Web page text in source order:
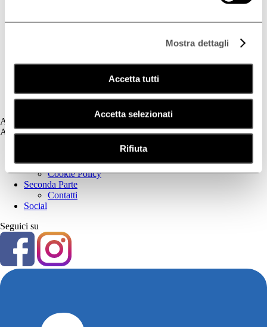
Mostra dettagli
Accetta tutti
Accetta selezionati
Rifiuta
Deodorazione
Tricologia
Assistenza
Assistenza
Privacy Policy
Cookie Policy
Seconda Parte
Contatti
Social
Seguici su